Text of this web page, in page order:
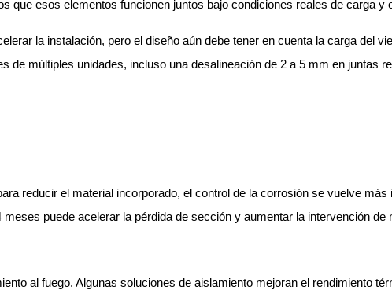
que esos elementos funcionen juntos bajo condiciones reales de carga y
la instalación, pero el diseño aún debe tener en cuenta la carga del
múltiples unidades, incluso una desalineación de 2 a 5 mm en juntas
reducir el material incorporado, el control de la corrosión se vuelve
puede acelerar la pérdida de sección y aumentar la intervención de
al fuego. Algunas soluciones de aislamiento mejoran el rendimiento